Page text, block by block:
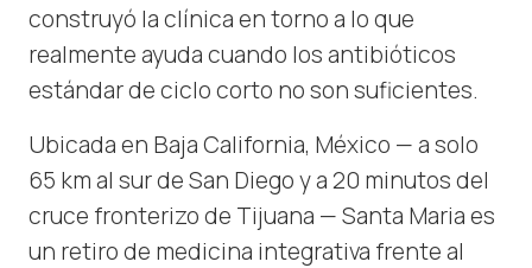
construyó la clínica en torno a lo que
realmente ayuda cuando los antibióticos
estándar de ciclo corto no son suficientes.
Ubicada en Baja California, México — a solo
65 km al sur de San Diego y a 20 minutos del
cruce fronterizo de Tijuana — Santa Maria es
un retiro de medicina integrativa frente al